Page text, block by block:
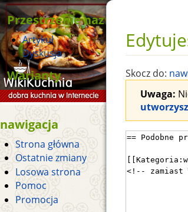
Skocz do:
Uwaga:
Przestrzenie nazw
Artykuł
Dyskusja
Warianty
nawigacja
Strona główna
Ostatnie zmiany
Losowa strona
Pomoc
Promocja